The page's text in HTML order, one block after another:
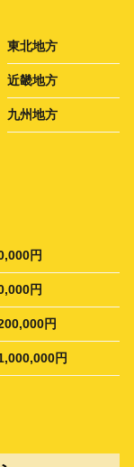
東北地方
近畿地方
九州地方
円
円
円
円